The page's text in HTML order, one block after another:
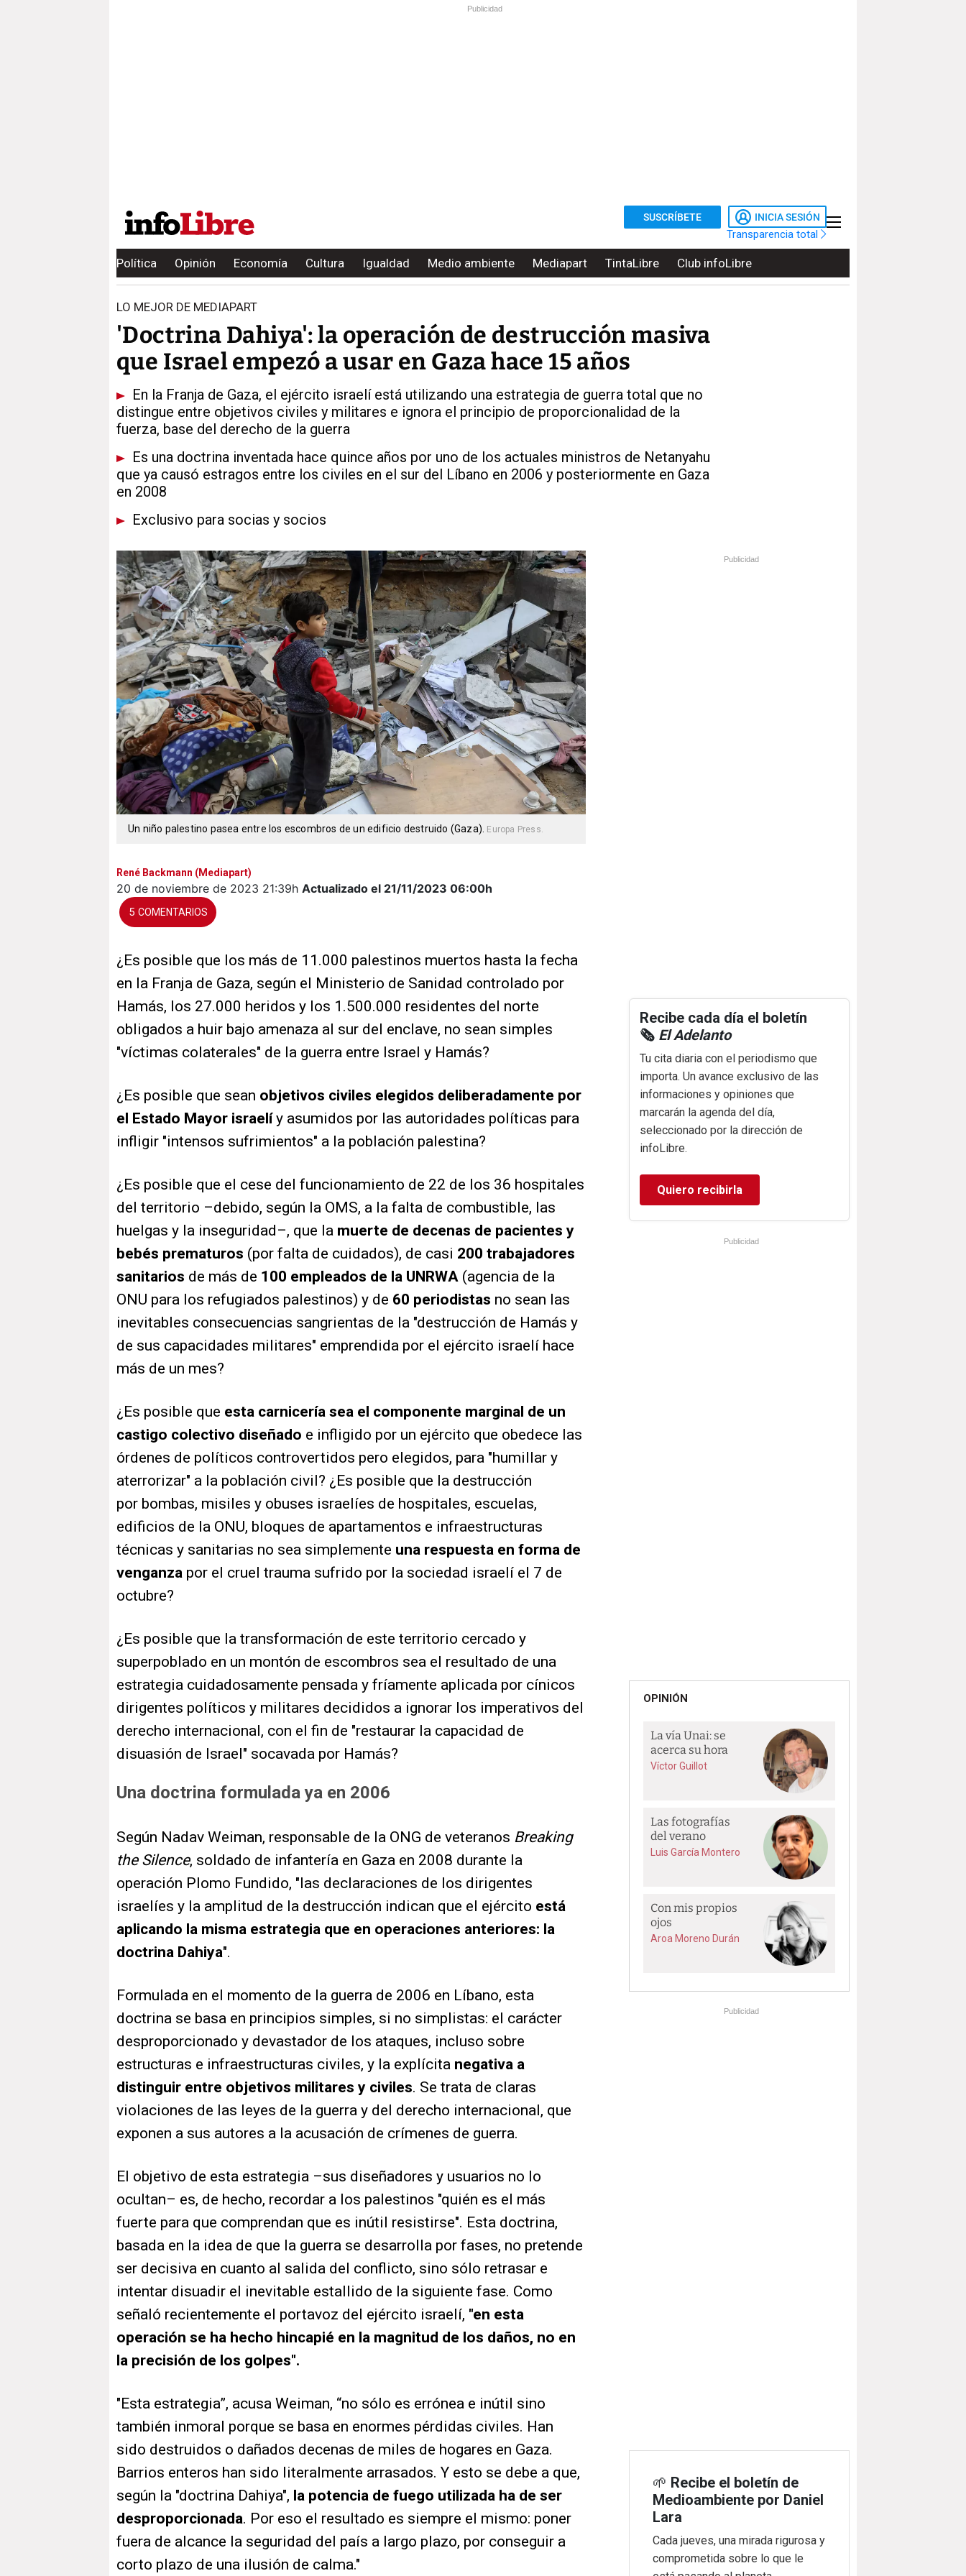
Publicidad
SUSCRÍBETE INICIA SESIÓN
Transparencia total
Política Opinión Economía Cultura Igualdad Medio ambiente Mediapart TintaLibre Club infoLibre
LO MEJOR DE MEDIAPART
'Doctrina Dahiya': la operación de destrucción masiva
que Israel empezó a usar en Gaza hace 15 años
En la Franja de Gaza, el ejército israelí está utilizando una estrategia de guerra total que no
distingue entre objetivos civiles y militares e ignora el principio de proporcionalidad de la
fuerza, base del derecho de la guerra
Es una doctrina inventada hace quince años por uno de los actuales ministros de Netanyahu
que ya causó estragos entre los civiles en el sur del Líbano en 2006 y posteriormente en Gaza
en 2008
Exclusivo para socias y socios
Un niño palestino pasea entre los escombros de un edificio destruido (Gaza). Europa Press.
René Backmann (Mediapart)
20 de noviembre de 2023 21:39h Actualizado el 21/11/2023 06:00h
5
¿Es posible que los más de 11.000 palestinos muertos hasta la fecha
en la Franja de Gaza, según el Ministerio de Sanidad controlado por
Hamás, los 27.000 heridos y los 1.500.000 residentes del norte
obligados a huir bajo amenaza al sur del enclave, no sean simples
"víctimas colaterales" de la guerra entre Israel y Hamás?
¿Es posible que sean objetivos civiles elegidos deliberadamente por
el Estado Mayor israelíy asumidos por las autoridades políticas para
infligir "intensos sufrimientos" a la población palestina?
¿Es posible que el cese del funcionamiento de 22 de los 36 hospitales
del territorio –debido, según la OMS, a la falta de combustible, las
huelgas y la inseguridad –, que la muerte de decenas de pacientes y
bebés prematuros (por falta de cuidados), de casi 200 trabajadores
sanitarios de más de 100 empleados de la UNRWA (agencia de la
ONU para los refugiados palestinos) y de 60 periodistas no sean las
inevitables consecuencias sangrientas de la "destrucción de Hamás y
de sus capacidades militares" emprendida por el ejército israelí hace
más de un mes?
¿Es posible que esta carnicería sea el componente marginal de un
castigo colectivo diseñado e infligido por un ejército que obedece las
órdenes de políticos controvertidos pero elegidos, para "humillar y
aterrorizar" a la población civil? ¿Es posible que la destrucción
por bombas, misiles y obuses israelíes de hospitales, escuelas,
edificios de la ONU, bloques de apartamentos e infraestructuras
técnicas y sanitarias no sea simplemente una respuesta en forma de
venganza por el cruel trauma sufrido por la sociedad israelí el 7 de
octubre?
¿Es posible que la transformación de este territorio cercado y
superpoblado en un montón de escombros sea el resultado de una
estrategia cuidadosamente pensada y fríamente aplicada por cínicos
dirigentes políticos y militares decididos a ignorar los imperativos del
derecho internacional, con el fin de "restaurar la capacidad de
disuasión de Israel" socavada por Hamás?
Una doctrina formulada ya en 2006
Según Nadav Weiman, responsable de la ONG de veteranos Breaking
the Silence, soldado de infantería en Gaza en 2008 durante la
operación Plomo Fundido, "las declaraciones de los dirigentes
israelíes y la amplitud de la destrucción indican que el ejército está
aplicando la misma estrategia que en operaciones anteriores: la
doctrina Dahiya".
Formulada en el momento de la guerra de 2006 en Líbano, esta
doctrina se basa en principios simples, si no simplistas: el carácter
desproporcionado y devastador de los ataques, incluso sobre
estructuras e infraestructuras civiles, y la explícita negativa a
distinguir entre objetivos militares y civiles. Se trata de claras
violaciones de las leyes de la guerra y del derecho internacional, que
exponen a sus autores a la acusación de crímenes de guerra.
El objetivo de esta estrategia –sus diseñadores y usuarios no lo
ocultan– es, de hecho, recordar a los palestinos "quién es el más
fuerte para que comprendan que es inútil resistirse". Esta doctrina,
basada en la idea de que la guerra se desarrolla por fases, no pretende
ser decisiva en cuanto al salida del conflicto, sino sólo retrasar e
intentar disuadir el inevitable estallido de la siguiente fase. Como
señaló recientemente el portavoz del ejército israelí, "en esta
operación se ha hecho hincapié en la magnitud de los daños, no en
la precisión de los golpes".
"Esta estrategia”, acusa Weiman, “no sólo es errónea e inútil sino
también inmoral porque se basa en enormes pérdidas civiles. Han
sido destruidos o dañados decenas de miles de hogares en Gaza.
Barrios enteros han sido literalmente arrasados. Y esto se debe a que,
según la "doctrina Dahiya", la potencia de fuego utilizada ha de ser
desproporcionada. Por eso el resultado es siempre el mismo: poner
fuera de alcance la seguridad del país a largo plazo, por conseguir a
corto plazo de una ilusión de calma."
Publicidad
Recibe cada día el boletín
🗞️ El Adelanto
Tu cita diaria con el periodismo que
importa. Un avance exclusivo de las
informaciones y opiniones que
marcarán la agenda del día,
seleccionado por la dirección de
infoLibre.
Quiero recibirla
Publicidad
OPINIÓN
La vía Unai: se
acerca su hora
Víctor Guillot
Las fotografías
del verano
Luis García Montero
Con mis propios
ojos
Aroa Moreno Durán
Publicidad
🌱 Recibe el boletín de
Medioambiente por Daniel
Lara
Cada jueves, una mirada rigurosa y
comprometida sobre lo que le